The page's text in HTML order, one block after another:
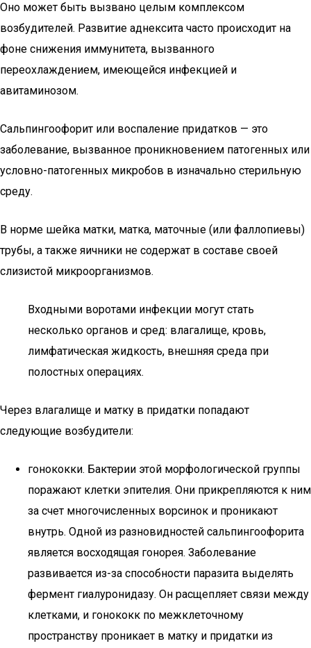
Оно может быть вызвано целым комплексом
возбудителей. Развитие аднексита часто происходит на
фоне снижения иммунитета, вызванного
переохлаждением, имеющейся инфекцией и
авитаминозом.
Сальпингоофорит или воспаление придатков — это
заболевание, вызванное проникновением патогенных или
условно-патогенных микробов в изначально стерильную
среду.
В норме шейка матки, матка, маточные (или фаллопиевы)
трубы, а также яичники не содержат в составе своей
слизистой микроорганизмов.
Входными воротами инфекции могут стать
несколько органов и сред: влагалище, кровь,
лимфатическая жидкость, внешняя среда при
полостных операциях.
Через влагалище и матку в придатки попадают
следующие возбудители:
гонококки. Бактерии этой морфологической группы
поражают клетки эпителия. Они прикрепляются к ним
за счет многочисленных ворсинок и проникают
внутрь. Одной из разновидностей сальпингоофорита
является восходящая гонорея. Заболевание
развивается из-за способности паразита выделять
фермент гиалуронидазу. Он расщепляет связи между
клетками, и гонококк по межклеточному
пространству проникает в матку и придатки из